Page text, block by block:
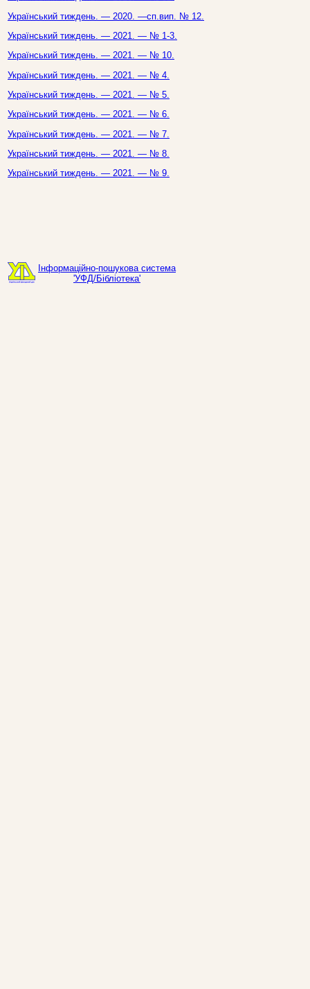
Український тиждень. — 2020. —сп.вип. № 12.
Український тиждень. — 2021. — № 1-3.
Український тиждень. — 2021. — № 10.
Український тиждень. — 2021. — № 4.
Український тиждень. — 2021. — № 5.
Український тиждень. — 2021. — № 6.
Український тиждень. — 2021. — № 7.
Український тиждень. — 2021. — № 8.
Український тиждень. — 2021. — № 9.
Інформаційно-пошукова система
'УФД/Бібліотека'